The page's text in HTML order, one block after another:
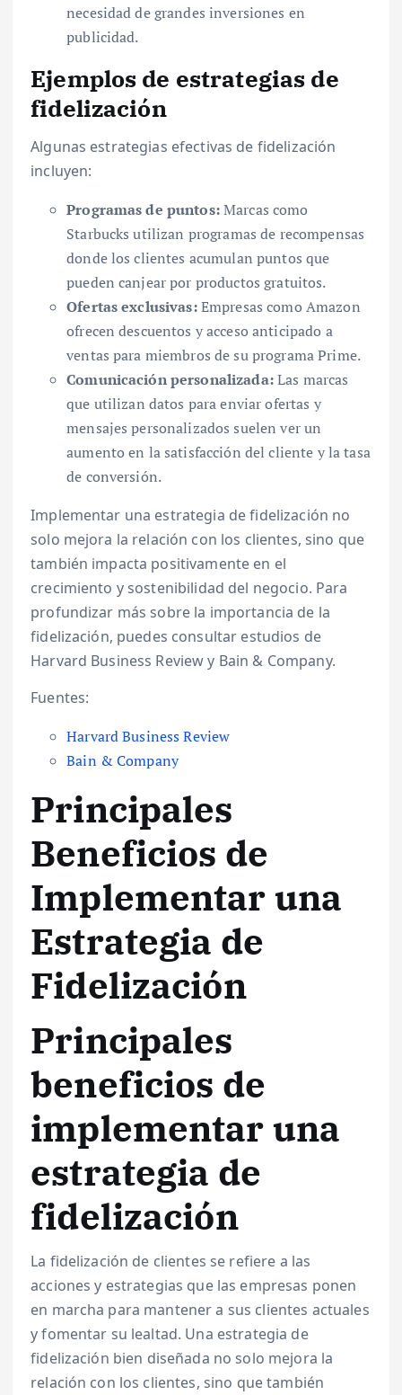
necesidad de grandes inversiones en
publicidad.
Ejemplos de estrategias de
fidelización
Algunas estrategias efectivas de fidelización
incluyen:
Programas de puntos:Marcas como
Starbucks utilizan programas de recompensas
donde los clientes acumulan puntos que
pueden canjear por productos gratuitos.
Ofertas exclusivas:Empresas como Amazon
ofrecen descuentos y acceso anticipado a
ventas para miembros de su programa Prime.
Comunicación personalizada:Las marcas
que utilizan datos para enviar ofertas y
mensajes personalizados suelen ver un
aumento en la satisfacción del cliente y la tasa
de conversión.
Implementar una estrategia de fidelización no
solo mejora la relación con los clientes, sino que
también impacta positivamente en el
crecimiento y sostenibilidad del negocio. Para
profundizar más sobre la importancia de la
fidelización, puedes consultar estudios de
Harvard Business Review y Bain & Company.
Fuentes:
Harvard Business Review
Bain & Company
Principales
Beneficios de
Implementar una
Estrategia de
Fidelización
Principales
beneficios de
implementar una
estrategia de
fidelización
La fidelización de clientes se refiere a las
acciones y estrategias que las empresas ponen
en marcha para mantener a sus clientes actuales
y fomentar su lealtad. Una estrategia de
fidelización bien diseñada no solo mejora la
relación con los clientes, sino que también